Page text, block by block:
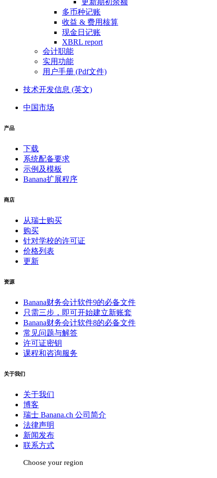
更新期初余额
多币种记账
收益 & 费用核算
现金日记账
XBRL report
会计职能
实用功能
用户手册 (Pdf文件)
技术开发信息 (英文)
中国市场
产品
下载
系统配备要求
示例及模板
Banana扩展程序
商店
从瑞士购买
购买
针对学校的许可证
价格列表
更新
资源
Banana财务会计软件9的必备文件
只需三步，即可开始建立新账套
Banana财务会计软件8的必备文件
常见问题与解答
许可证密钥
课程和咨询服务
关于我们
关于我们
博客
瑞士 Banana.ch 公司简介
法律声明
新闻发布
联系方式
Choose your region